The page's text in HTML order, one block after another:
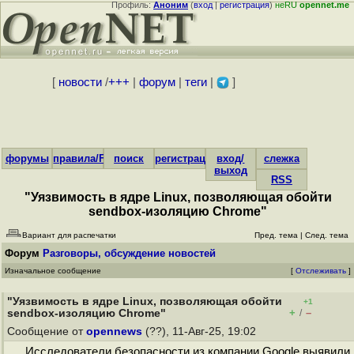
Профиль:Аноним(вход|регистрация)неRUopennet.me
[ новости/+++ форум| теги| ]
форумы правила/FAQпоиск регистрациявход/
выход
слежка
RSS
"Уязвимость в ядре Linux, позволяющая обойти
sendbox-изоляцию Chrome"
Вариант для распечатки Пред. тема | След. тема
Форум Разговоры, обсуждение новостей
Изначальное сообщение [ Отслеживать ]
"Уязвимость в ядре Linux, позволяющая обойти
sendbox-изоляцию Chrome"
+1
+ / –
Сообщение от opennews (??), 11-Авг-25, 19:02